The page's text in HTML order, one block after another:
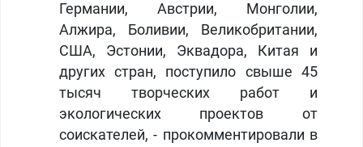
Германии, Австрии, Монголии,
Алжира, Боливии, Великобритании,
США, Эстонии, Эквадора, Китая и
других стран, поступило свыше 45
тысяч творческих работ и
экологических проектов от
соискателей, - прокомментировали в